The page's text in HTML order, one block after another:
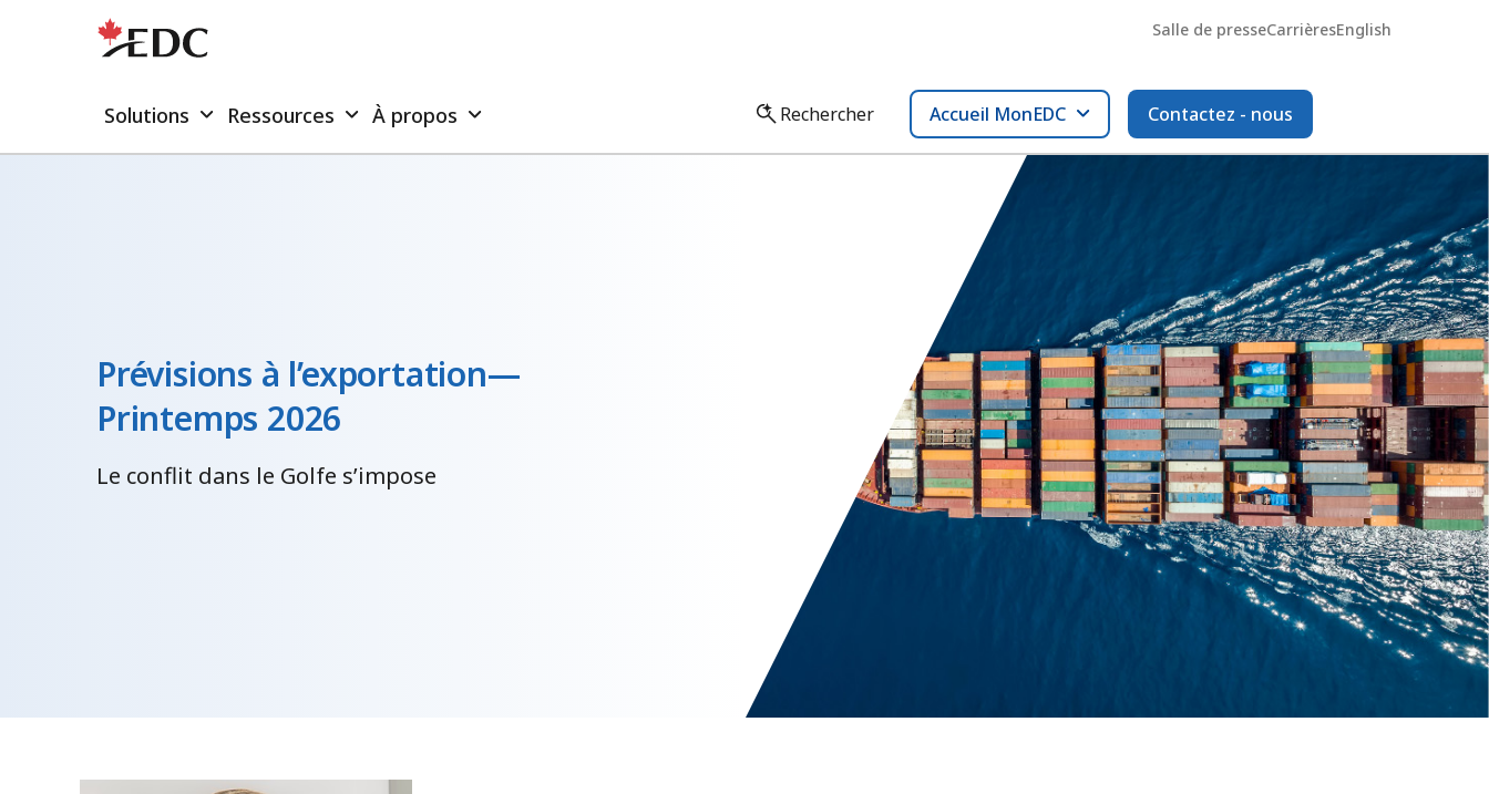
Salle de presseCarrièresEnglish
Solutions Ressources À propos Rechercher Accueil MonEDC Contactez - nous
Prévisions à l’exportation—
Printemps 2026
Le conflit dans le Golfe s’impose